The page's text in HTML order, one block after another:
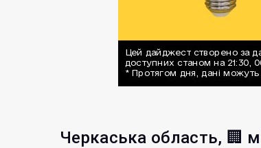
Черкаська область, 🏢